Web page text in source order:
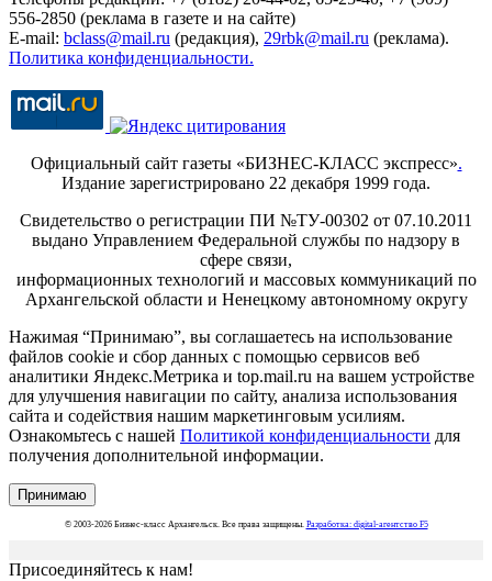
556-2850 (реклама в газете и на сайте)
E-mail: bclass@mail.ru (редакция), 29rbk@mail.ru (реклама).
Политика конфиденциальности.
Официальный сайт газеты «БИЗНЕС-КЛАСС экспресс».
Издание зарегистрировано 22 декабря 1999 года.
Свидетельство о регистрации ПИ №ТУ-00302 от 07.10.2011
выдано Управлением Федеральной службы по надзору в
сфере связи,
информационных технологий и массовых коммуникаций по
Архангельской области и Ненецкому автономному округу
Нажимая “Принимаю”, вы соглашаетесь на использование
файлов cookie и сбор данных с помощью сервисов веб
аналитики Яндекс.Метрика и top.mail.ru на вашем устройстве
для улучшения навигации по сайту, анализа использования
сайта и содействия нашим маркетинговым усилиям.
Ознакомьтесь с нашей Политикой конфиденциальности для
получения дополнительной информации.
Принимаю
© 2003-2026 Бизнес-класс Архангельск. Все права защищены. Разработка: digital-агентство F5
Присоединяйтесь к нам!